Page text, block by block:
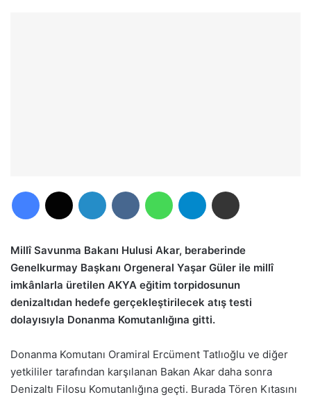
Millî Savunma Bakanı Hulusi Akar, beraberinde
Genelkurmay Başkanı Orgeneral Yaşar Güler ile millî
imkânlarla üretilen AKYA eğitim torpidosunun
denizaltıdan hedefe gerçekleştirilecek atış testi
dolayısıyla Donanma Komutanlığına gitti.
Donanma Komutanı Oramiral Ercüment Tatlıoğlu ve diğer
yetkililer tarafından karşılanan Bakan Akar daha sonra
Denizaltı Filosu Komutanlığına geçti. Burada Tören Kıtasını